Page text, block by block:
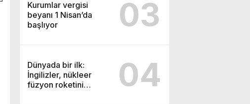
Kurumlar vergisi
beyanı 1 Nisan’da
başlıyor
03
Dünyada bir ilk:
İngilizler, nükleer
füzyon roketini
04